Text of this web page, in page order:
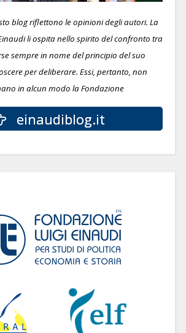
blog riflettono le opinioni degli autori. La
li ospita nello spirito del confronto tra
sempre in nome del principio del suo
per deliberare. Essi, pertanto, non
in alcun modo la Fondazione
einaudiblog.it